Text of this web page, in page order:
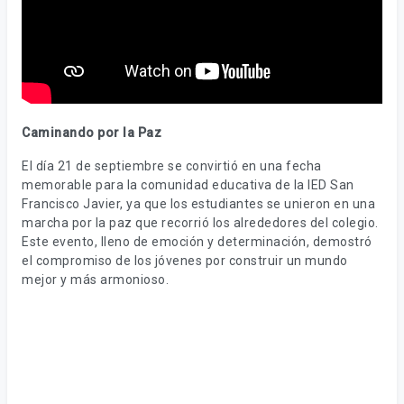
Caminando por la Paz
El día 21 de septiembre se convirtió en una fecha
memorable para la comunidad educativa de la IED San
Francisco Javier, ya que los estudiantes se unieron en una
marcha por la paz que recorrió los alrededores del colegio.
Este evento, lleno de emoción y determinación, demostró
el compromiso de los jóvenes por construir un mundo
mejor y más armonioso.